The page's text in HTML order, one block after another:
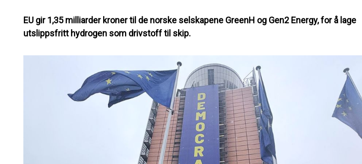
EU gir 1,35 milliarder kroner til de norske selskapene GreenH og Gen2 Energy, for å lage
utslippsfritt hydrogen som drivstoff til skip.